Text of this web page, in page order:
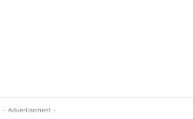
- Advertisement -